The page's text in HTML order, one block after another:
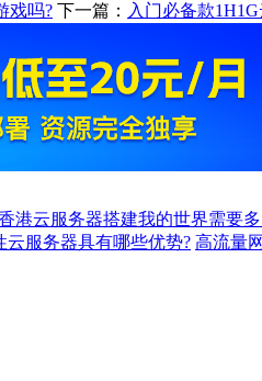
戏吗? 下一篇： 入门必备款
港云服务器搭建我的世界需要
服务器具有哪些优势? 高流量